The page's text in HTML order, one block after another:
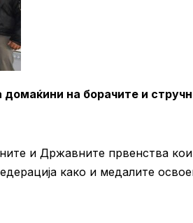
на борачите и
и Државните првенства
како и медалите